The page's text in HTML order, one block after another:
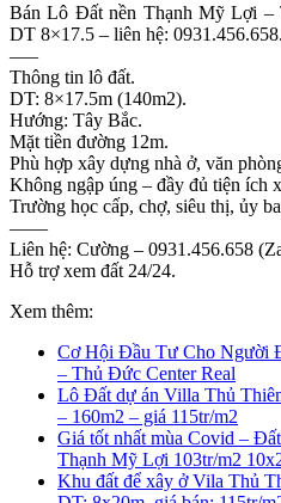
Bán Lô Đất nền Thạnh Mỹ Lợi
DT 8×17.5 – liên hệ: 0931.456.658.
—–
Thông tin lô đất.
DT: 8×17.5m (140m2).
Hướng: Tây Bắc.
Mặt tiền đường 12m.
Phù hợp xây dựng nhà ở, văn
Không ngập úng – đầy đủ tiện ích
Trường học cấp, chợ, siêu thị, ủy
——
Liên hệ: Cường – 0931.456.658
Hỗ trợ xem đất 24/24.
Xem thêm:
Cơ Hội Đầu Tư Cho Người
– Thủ Đức Center Real
Lô Đất dự án Villa Thủ
– 160m2 – giá 115tr/m2
Giá tốt nhất mùa Covid –
Thạnh Mỹ Lợi 103tr/m2
Khu đất để xây ở Vila Thủ